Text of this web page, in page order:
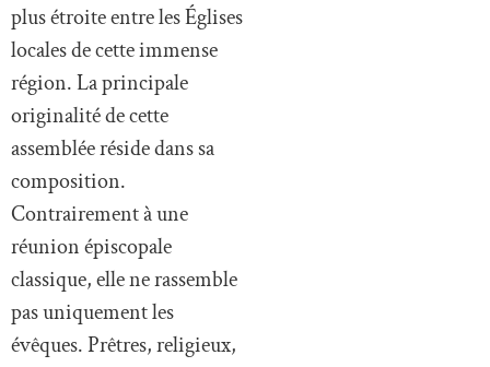
plus étroite entre les Églises
locales de cette immense
région. La principale
originalité de cette
assemblée réside dans sa
composition.
Contrairement à une
réunion épiscopale
classique, elle ne rassemble
pas uniquement les
évêques. Prêtres, religieux,